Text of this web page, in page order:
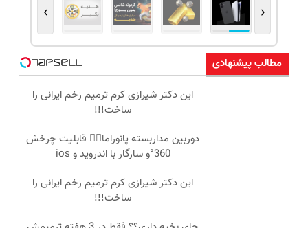
‹
›
مطالب پیشنهادی
این دکتر شیرازی کرم ترمیم زخم ایرانی را
ساخت!!!
دوربین مداربسته پانوراما👈🏻 قابلیت چرخش
360°و سازگار با اندروید و ios
این دکتر شیرازی کرم ترمیم زخم ایرانی را
ساخت!!!